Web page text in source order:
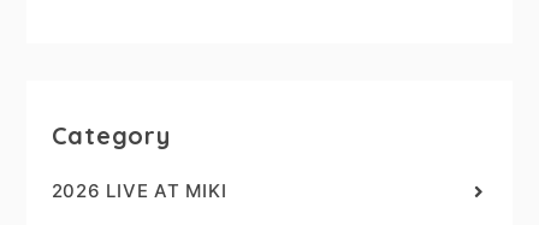
Category
2026 LIVE AT MIKI